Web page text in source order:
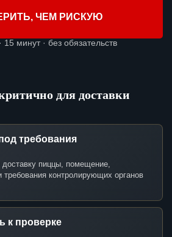
ЧЕМ РИСКУЮ
15 минут · без обязательств
для доставки
требования
доставку пиццы, помещение,
требования контролирующих органов
к проверке